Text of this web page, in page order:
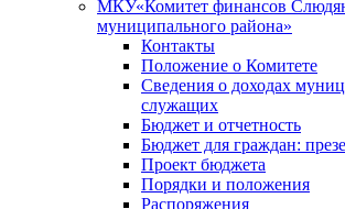
МКУ«Комитет финансов
муниципального района»
Контакты
Положение о Комитете
Сведения о доходах
служащих
Бюджет и отчетность
Бюджет для граждан:
Проект бюджета
Порядки и положения
Распоряжения